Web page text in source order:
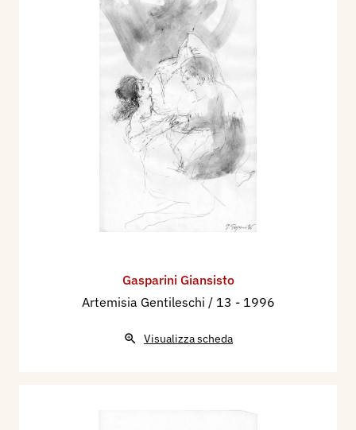
Gasparini Giansisto
Artemisia Gentileschi / 13 - 1996
Visualizza scheda